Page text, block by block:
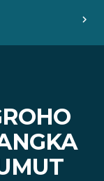
chevron_right